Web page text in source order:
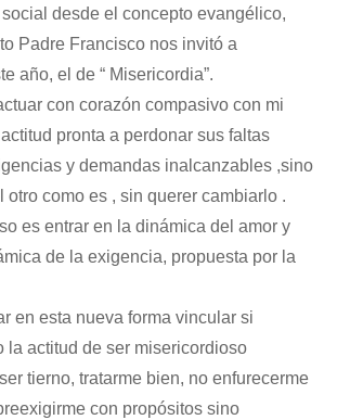
desde el concepto evangélico,
Padre Francisco nos invitó a
año, el de “ Misericordia”.
con corazón compasivo con mi
pronta a perdonar sus faltas
y demandas inalcanzables ,sino
otro como es , sin querer cambiarlo .
es entrar en la dinámica del amor y
de la exigencia, propuesta por la
en esta nueva forma vincular si
la actitud de ser misericordioso
tierno, tratarme bien, no enfurecerme
con propósitos sino